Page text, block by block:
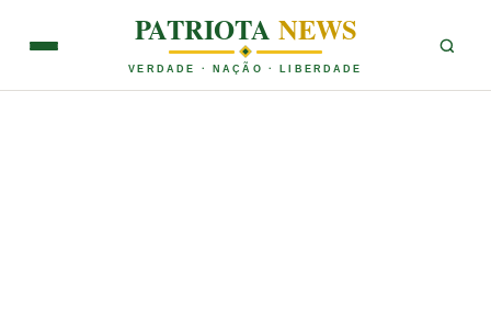
PATRIOTANEWS
VERDADE · NAÇÃO · LIBERDADE